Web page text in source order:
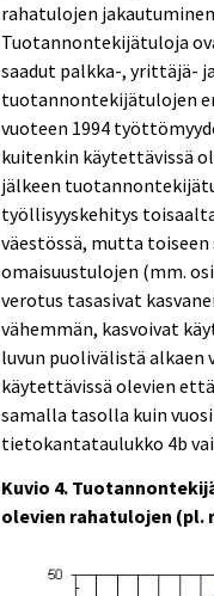
rahatulojen
Tuotannontekijätuloja
saadut palkka-, yrittäjä-
tuotannontekijätulojen
vuoteen 1994
kuitenkin käytettävissä
jälkeen
työllisyyskehitys
väestössä, mutta
omaisuustulojen (mm.
verotus tasasivat
vähemmän, kasvoivat
luvun puolivälistä alkaen
käytettävissä olevien
samalla tasolla kuin
tietokantataulukko 4b
Kuvio 4.
olevien rahatulojen (pl.